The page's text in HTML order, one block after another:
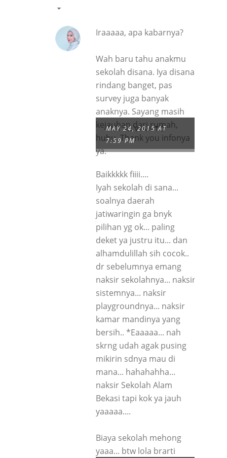
FIFI ALVIANTO
MAY 24, 2015 AT
7:59 PM
Iraaaaa, apa kabarnya?
Wah baru tahu anakmu
sekolah disana. Iya disana
rindang banget, pas
survey juga banyak
anaknya. Sayang masih
kejauhan dari rumah,
huhu. Thank you infonya
ya.
Baikkkkk fiiii....
Iyah sekolah di sana...
soalnya daerah
jatiwaringin ga bnyk
pilihan yg ok... paling
deket ya justru itu... dan
alhamdulillah sih cocok..
dr sebelumnya emang
naksir sekolahnya... naksir
sistemnya... naksir
playgroundnya... naksir
kamar mandinya yang
bersih.. *Eaaaaa... nah
skrng udah agak pusing
mikirin sdnya mau di
mana... hahahahha...
naksir Sekolah Alam
Bekasi tapi kok ya jauh
yaaaaa....
Biaya sekolah mehong
yaaa... btw lola brarti